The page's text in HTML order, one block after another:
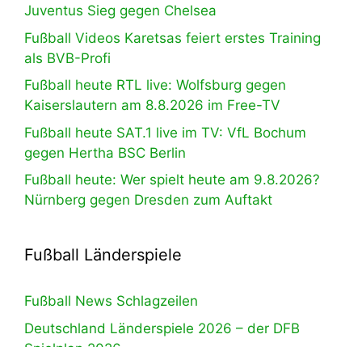
Juventus Sieg gegen Chelsea
Fußball Videos Karetsas feiert erstes Training
als BVB-Profi
Fußball heute RTL live: Wolfsburg gegen
Kaiserslautern am 8.8.2026 im Free-TV
Fußball heute SAT.1 live im TV: VfL Bochum
gegen Hertha BSC Berlin
Fußball heute: Wer spielt heute am 9.8.2026?
Nürnberg gegen Dresden zum Auftakt
Fußball Länderspiele
Fußball News Schlagzeilen
Deutschland Länderspiele 2026 – der DFB